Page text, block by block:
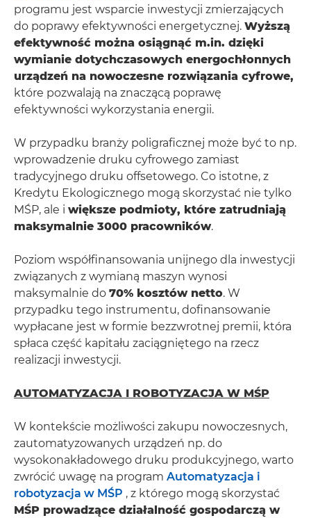
programu jest wsparcie inwestycji zmierzających
do poprawy efektywności energetycznej. Wyższą
efektywność można osiągnąć m.in. dzięki
wymianie dotychczasowych energochłonnych
urządzeń na nowoczesne rozwiązania cyfrowe,
które pozwalają na znaczącą poprawę
efektywności wykorzystania energii.
W przypadku branży poligraficznej może być to np.
wprowadzenie druku cyfrowego zamiast
tradycyjnego druku offsetowego. Co istotne, z
Kredytu Ekologicznego mogą skorzystać nie tylko
MŚP, ale i większe podmioty, które zatrudniają
maksymalnie 3000 pracowników.
Poziom współfinansowania unijnego dla inwestycji
związanych z wymianą maszyn wynosi
maksymalnie do 70% kosztów netto. W
przypadku tego instrumentu, dofinansowanie
wypłacane jest w formie bezzwrotnej premii, która
spłaca część kapitału zaciągniętego na rzecz
realizacji inwestycji.
AUTOMATYZACJA I ROBOTYZACJA W MŚP
W kontekście możliwości zakupu nowoczesnych,
zautomatyzowanych urządzeń np. do
wysokonakładowego druku produkcyjnego, warto
zwrócić uwagę na program Automatyzacja i
robotyzacja w MŚP , z którego mogą skorzystać
MŚP prowadzące działalność gospodarczą w